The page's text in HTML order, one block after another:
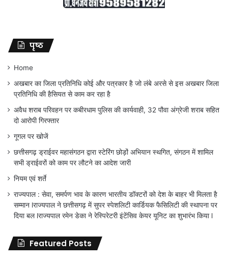
पृष्ठ
Home
अखबार का जिला प्रतिनिधि कोई और पत्रकार है जो लंबे अरसे से इस अखबार जिला
प्रतिनिधि की हैसियत से काम कर रहा है
अवैध शराब परिवहन पर कबीरधाम पुलिस की कार्यवाही, 32 पौवा अंग्रेजी शराब सहित
दो आरोपी गिरफ्तार
गूगल पर खोजें
छत्तीसगढ़ ड्राईवर महासंगठन द्वारा स्टेरिंग छोड़ों अभियान स्थगित, संगठन में शामिल
सभी ड्राईवरों को काम पर लौटने का आदेश जारी
नियम एवं शर्ते
राज्यपाल : सेवा, समर्पण भाव के कारण भारतीय डॉक्टरों को देश के बाहर भी मिलता है
सम्मान lराज्यपाल ने छत्तीसगढ़ में सुपर स्पेशलिटी कार्डियक फैसिलिटी की स्थापना पर
दिया बल lराज्यपाल रमेन डेका ने रेस्पिरेटरी इंटेंसिव केयर यूनिट का शुभारंभ किया l
Featured Posts